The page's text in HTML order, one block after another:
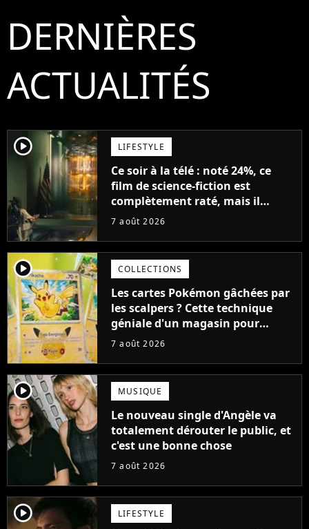
DERNIÈRES
ACTUALITÉS
player2 LIFESTYLE
Ce soir à la télé : noté 24%, ce
film de science-fiction est
complètement raté, mais il
aurait pu être encore pire à
7 août 2026
player2 COLLECTIONS
Les cartes Pokémon gâchées par
les scalpers ? Cette technique
géniale d'un magasin pour
ruiner les revendeurs
7 août 2026
player2 MUSIQUE
Le nouveau single d'Angèle va
totalement dérouter le public, et
c'est une bonne chose
7 août 2026
player2 LIFESTYLE